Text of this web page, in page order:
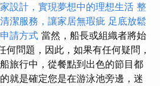
設計，實現夢想中的理想生活 整
潔服務，讓家居無瑕疵 足底放鬆
請方式 當然，船長或組織者將始
何問題，因此，如果有任何疑問，
旅行中，從餐點到出色的節目都
就是確定您是在游泳池旁邊，迷